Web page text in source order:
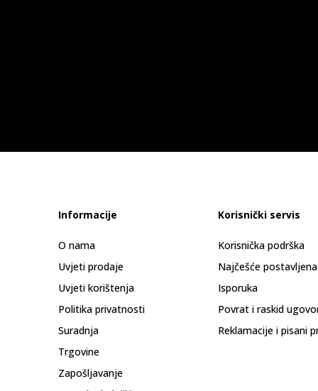
Informacije
O nama
Uvjeti prodaje
Uvjeti korištenja
Politika privatnosti
Suradnja
Trgovine
Zapošljavanje
Korisnički servis
Korisnička podrška
Najčešće
Isporuka
Povrat i raskid
Reklamacije i pisani